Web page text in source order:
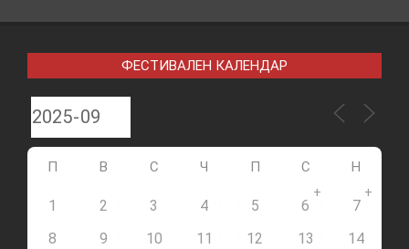
ФЕСТИВАЛЕН КАЛЕНДАР
П В С Ч П С Н
1 2 3 4 5 6
+
7
+
8 9 10 11 12 13
14